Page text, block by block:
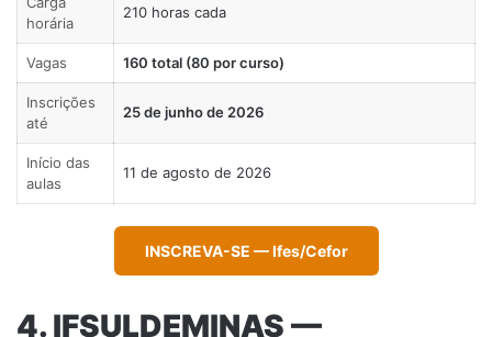
horária
210 horas cada
Vagas 160 total (80 por curso)
Inscrições
até
25 de junho de 2026
Início das
aulas
11 de agosto de 2026
INSCREVA-SE — Ifes/Cefor
4. IFSULDEMINAS —